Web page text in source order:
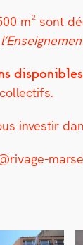
m² sont
inve­stir